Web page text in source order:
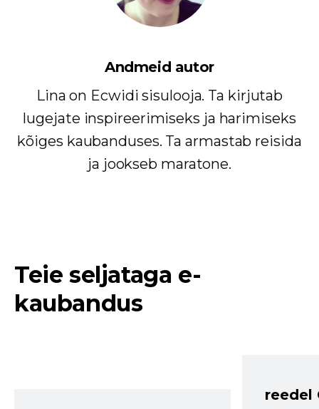
Andmeid autor
Lina on Ecwidi sisulooja. Ta kirjutab
lugejate inspireerimiseks ja harimiseks
kõiges kaubanduses. Ta armastab reisida
ja jookseb maratone.
Teie seljataga e-
kaubandus
reedel